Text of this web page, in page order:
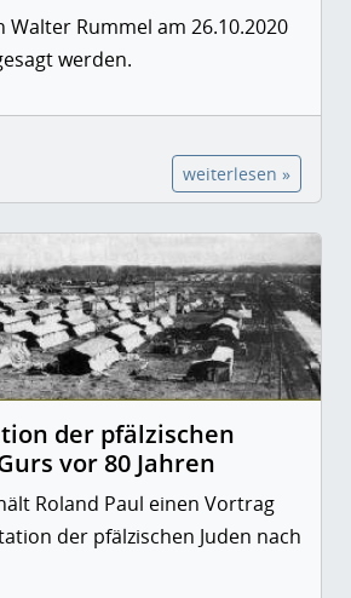
Walter Rummel am 26.10.2020
werden.
weiterlesen »
der pfälzischen
vor 80 Jahren
Roland Paul einen Vortrag
der pfälzischen Juden nach